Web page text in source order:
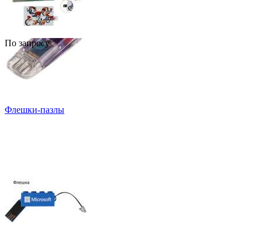
По запросу
Флешки-пазлы